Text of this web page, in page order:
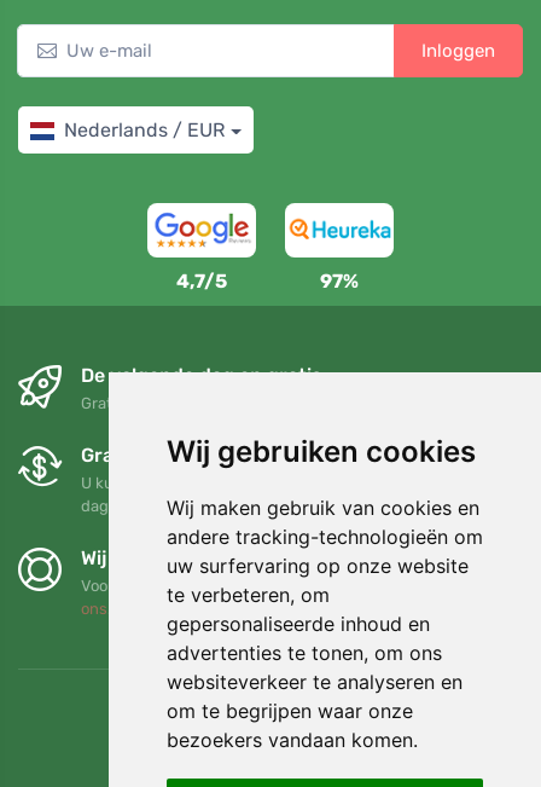
Wij gebruiken cookies
Wij maken gebruik van cookies en
andere tracking-technologieën om
uw surfervaring op onze website
te verbeteren, om
gepersonaliseerde inhoud en
advertenties te tonen, om ons
websiteverkeer te analyseren en
om te begrijpen waar onze
bezoekers vandaan komen.
Inloggen
Nederlands / EUR
4,7/5 97%
De volgende dag en gratis
Gratis verzending voor bestellingen boven 95 EUR
Gratis ruilen en retourneren
U kunt uw bestelling op elk gewenst moment binnen 90
dagen retourneren of ruilen
Wij steunen Trees.org
Voor elke bestelling planten we een boom! Lees meer
ons